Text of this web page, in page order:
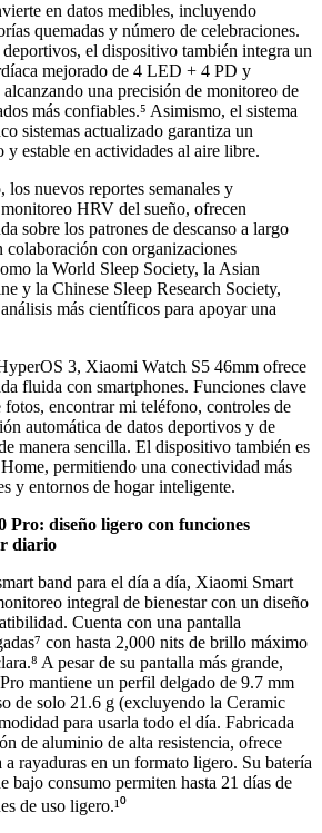
en datos medibles, incluyendo
quemadas y número de celebraciones.
el dispositivo también integra un
mejorado de 4 LED + 4 PD y
una precisión de monitoreo de
más confiables.⁵ Asimismo, el sistema
sistemas actualizado garantiza un
y estable en actividades al aire libre.
los nuevos reportes semanales y
HRV del sueño, ofrecen
sobre los patrones de descanso a largo
colaboración con organizaciones
la World Sleep Society, la Asian
y la Chinese Sleep Research Society,
más científicos para apoyar una
3, Xiaomi Watch S5 46mm ofrece
fluida con smartphones. Funciones clave
fotos, encontrar mi teléfono, controles de
automática de datos deportivos y de
manera sencilla. El dispositivo también es
permitiendo una conectividad más
y entornos de hogar inteligente.
Pro: diseño ligero con funciones
diario
band para el día a día, Xiaomi Smart
integral de bienestar con un diseño
Cuenta con una pantalla
con hasta 2,000 nits de brillo máximo
A pesar de su pantalla más grande,
mantiene un perfil delgado de 9.7 mm
de solo 21.6 g (excluyendo la Ceramic
para usarla todo el día. Fabricada
de aluminio de alta resistencia, ofrece
rayaduras en un formato ligero. Su batería
bajo consumo permiten hasta 21 días de
de uso ligero.¹⁰